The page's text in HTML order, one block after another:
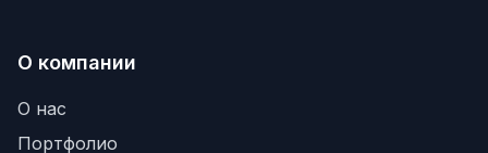
О компании
О нас
Портфолио